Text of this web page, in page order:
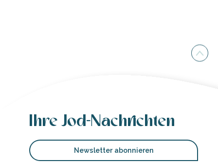
Ihre Jod-Nachrichten
Newsletter abonnieren